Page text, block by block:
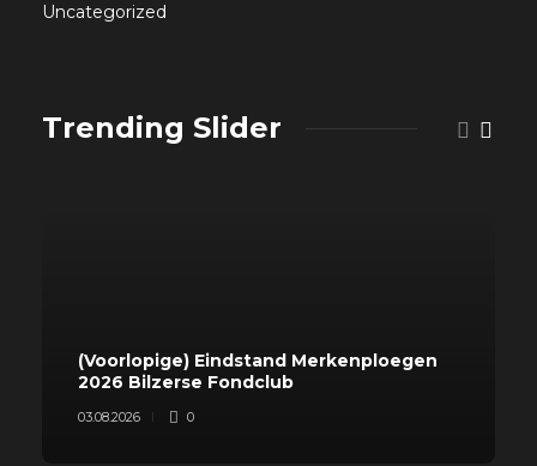
Uncategorized
Trending Slider
(Voorlopige) Eindstand Merkenploegen
2026 Bilzerse Fondclub
03.08.2026 0